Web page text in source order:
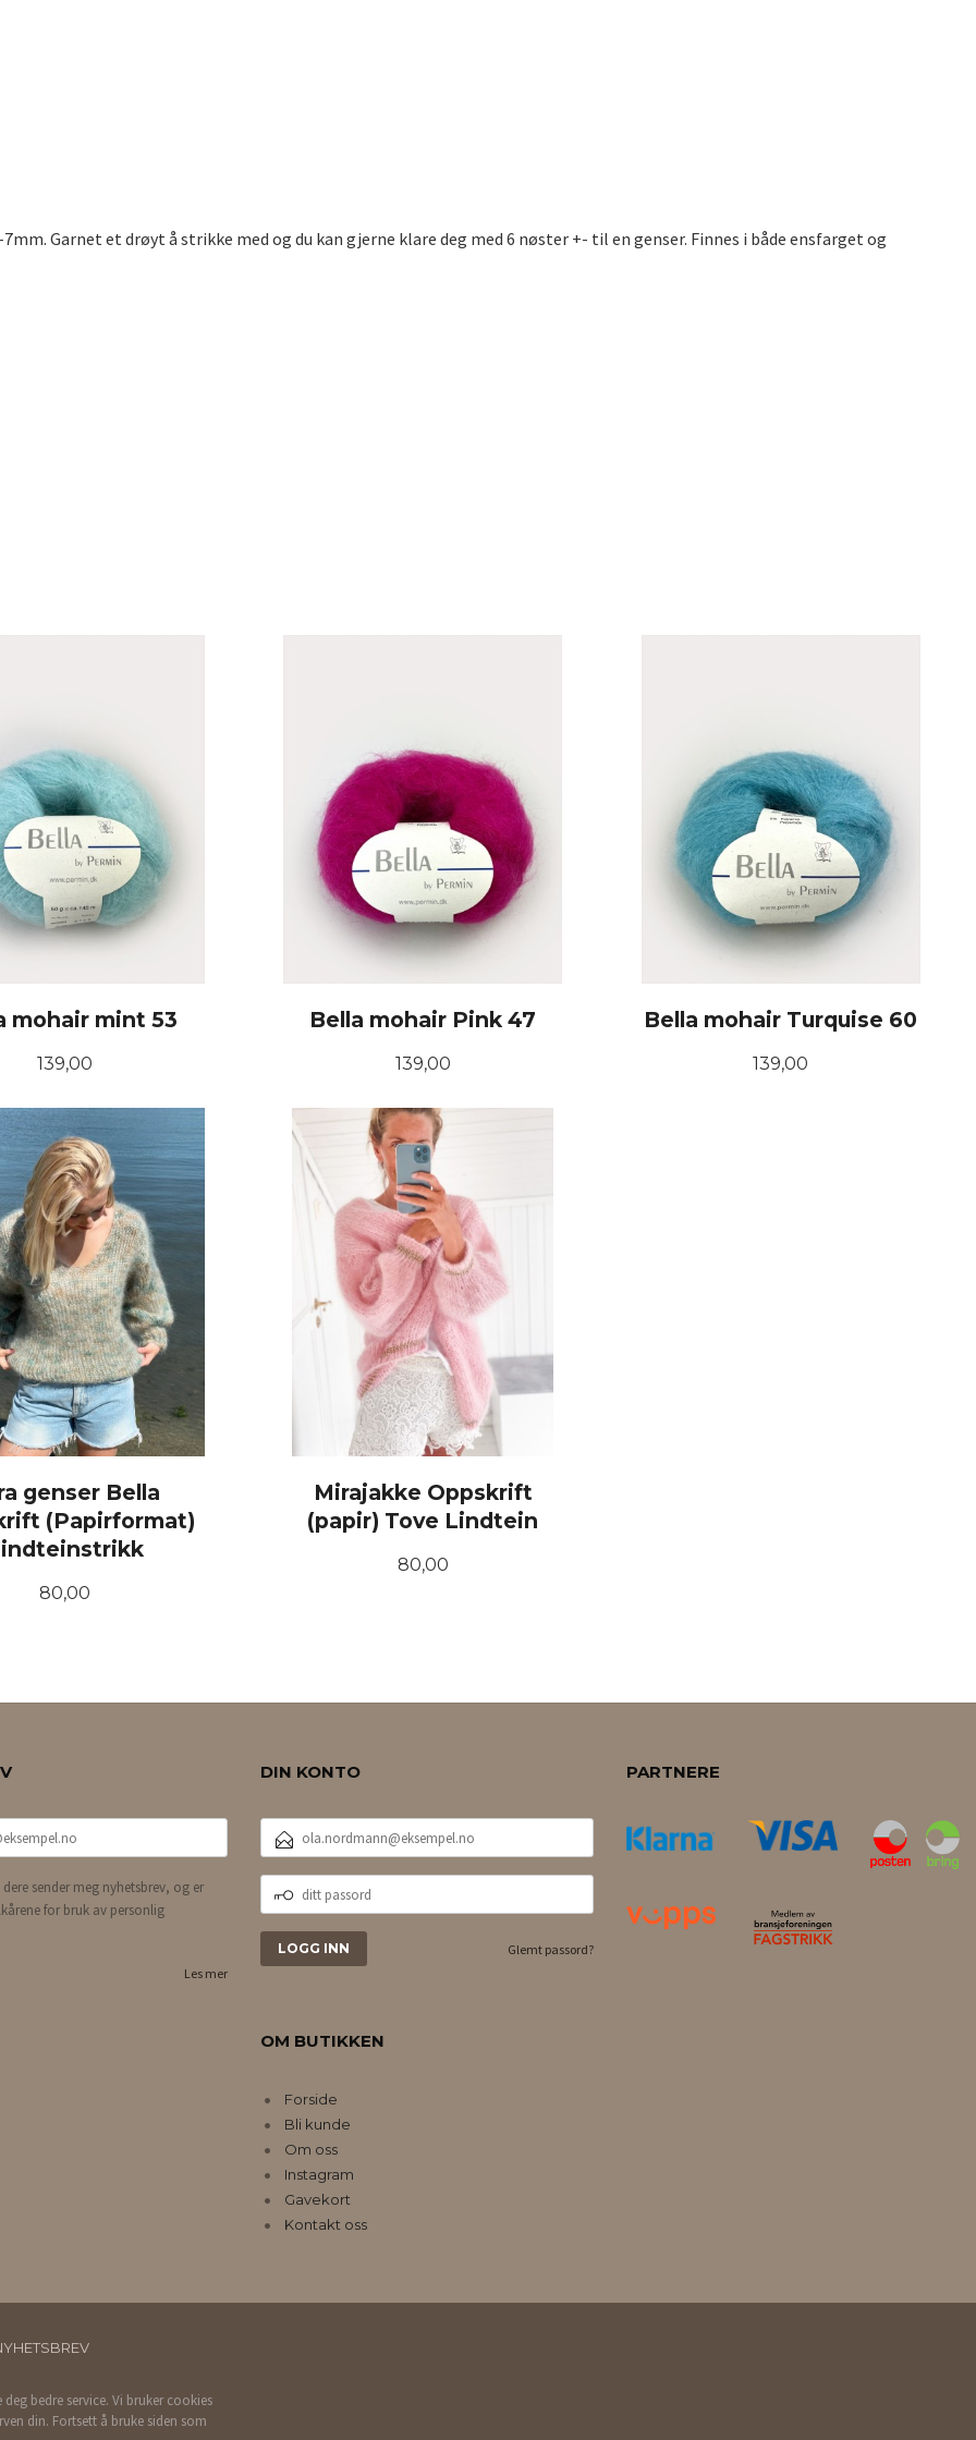
Garnet et drøyt å strikke med og du kan gjerne klare deg med 6 nøster +- til en genser. Finnes i både ensfarget og
mohair mint 53
Pris
139,00
KJØP
Bella mohair Pink 47
Pris
139,00
KJØP
Bella mohair Turquise 60
Pris
139,00
genser Bella
(Papirformat)
Pris
80,00
Mirajakke Oppskrift
(papir) Tove Lindtein
Pris
80,00
sender meg nyhetsbrev, og er
for bruk av personlig
Les mer
DIN KONTO
POSTADRESSE
PASSORD
Glemt passord?
OM BUTIKKEN
Forside
Bli kunde
Om oss
Instagram
Gavekort
Kontakt oss
PARTNERE
bedre service. Vi bruker cookies
din. Fortsett å bruke siden som